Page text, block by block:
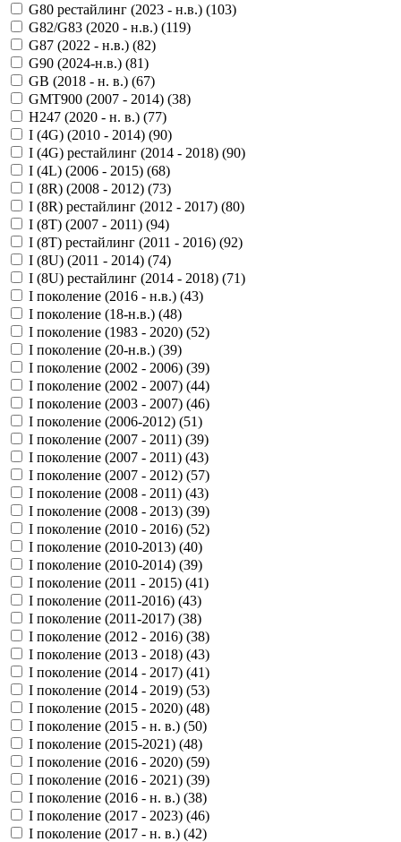
G80 рестайлинг (2023 - н.в.) (103)
G82/G83 (2020 - н.в.) (119)
G87 (2022 - н.в.) (82)
G90 (2024-н.в.) (81)
GB (2018 - н. в.) (67)
GMT900 (2007 - 2014) (38)
H247 (2020 - н. в.) (77)
I (4G) (2010 - 2014) (90)
I (4G) рестайлинг (2014 - 2018) (90)
I (4L) (2006 - 2015) (68)
I (8R) (2008 - 2012) (73)
I (8R) рестайлинг (2012 - 2017) (80)
I (8T) (2007 - 2011) (94)
I (8T) рестайлинг (2011 - 2016) (92)
I (8U) (2011 - 2014) (74)
I (8U) рестайлинг (2014 - 2018) (71)
I поколение (2016 - н.в.) (43)
I поколение (18-н.в.) (48)
I поколение (1983 - 2020) (52)
I поколение (20-н.в.) (39)
I поколение (2002 - 2006) (39)
I поколение (2002 - 2007) (44)
I поколение (2003 - 2007) (46)
I поколение (2006-2012) (51)
I поколение (2007 - 2011) (39)
I поколение (2007 - 2011) (43)
I поколение (2007 - 2012) (57)
I поколение (2008 - 2011) (43)
I поколение (2008 - 2013) (39)
I поколение (2010 - 2016) (52)
I поколение (2010-2013) (40)
I поколение (2010-2014) (39)
I поколение (2011 - 2015) (41)
I поколение (2011-2016) (43)
I поколение (2011-2017) (38)
I поколение (2012 - 2016) (38)
I поколение (2013 - 2018) (43)
I поколение (2014 - 2017) (41)
I поколение (2014 - 2019) (53)
I поколение (2015 - 2020) (48)
I поколение (2015 - н. в.) (50)
I поколение (2015-2021) (48)
I поколение (2016 - 2020) (59)
I поколение (2016 - 2021) (39)
I поколение (2016 - н. в.) (38)
I поколение (2017 - 2023) (46)
I поколение (2017 - н. в.) (42)